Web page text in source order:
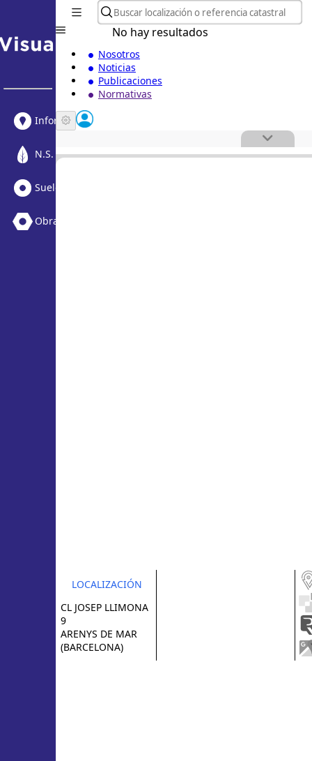
Informe Urbanístico
N.S. Medioambiental
Suelo Vacante + Obras
Obras
No hay resultados
Nosotros
Noticias
Publicaciones
Normativas
LOCALIZACIÓN
CL JOSEP LLIMONA
9
ARENYS DE MAR
(BARCELONA)